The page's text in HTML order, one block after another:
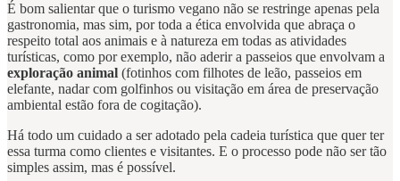
É bom salientar que o turismo vegano não se restringe apenas pela
gastronomia, mas sim, por toda a ética envolvida que abraça o
respeito total aos animais e à natureza em todas as atividades
turísticas, como por exemplo, não aderir a passeios que envolvam a
exploração animal (fotinhos com filhotes de leão, passeios em
elefante, nadar com golfinhos ou visitação em área de preservação
ambiental estão fora de cogitação).
Há todo um cuidado a ser adotado pela cadeia turística que quer ter
essa turma como clientes e visitantes. E o processo pode não ser tão
simples assim, mas é possível.